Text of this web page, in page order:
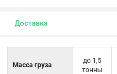
Доставка
Масса груза
до 1,5
тонны